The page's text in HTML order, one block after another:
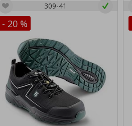
309-41
- 20 %